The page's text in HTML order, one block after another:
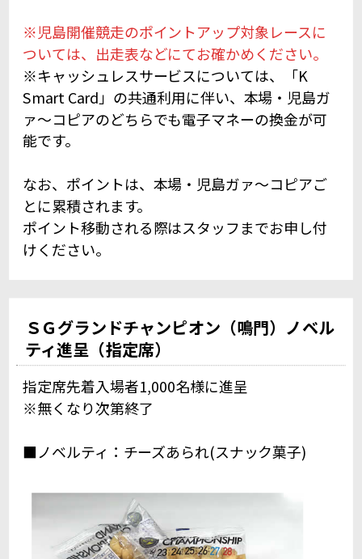
※児島開催競走のポイントアップ対象レースに
ついては、出走表などにてお確かめください。
※キャッシュレスサービスについては、「K
Smart Card」の共通利用に伴い、本場・児島ガ
ァ～コピアのどちらでも電子マネーの換金が可
能です。
なお、ポイントは、本場・児島ガァ～コピアご
とに累積されます。
ポイント移動される際はスタッフまでお申し付
けください。
ＳＧグランドチャンピオン（鳴門）ノベル
ティ進呈（指定席）
指定席先着入場者1,000名様に進呈
※無くなり次第終了
■ノベルティ：チーズあられ(スナック菓子)